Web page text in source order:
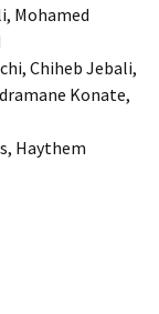
Mohamed
Chiheb Jebali,
Konate,
Haythem